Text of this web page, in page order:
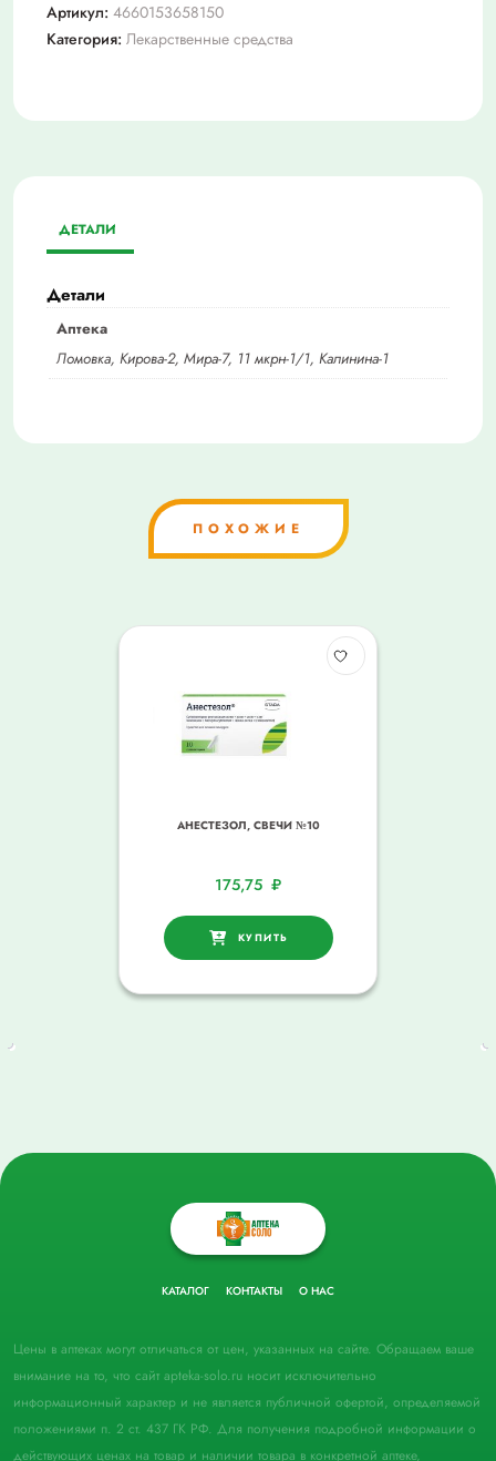
Артикул: 4660153658150
Категория: Лекарственные средства
ДЕТАЛИ
Детали
Аптека
Ломовка, Кирова-2, Мира-7, 11 мкрн-1/1, Калинина-1
ПОХОЖИЕ
АНЕСТЕЗОЛ, СВЕЧИ №10
175,75 ₽
КУПИТЬ
КАТАЛОГ КОНТАКТЫ О НАС
Цены в аптеках могут отличаться от цен, указанных на сайте. Обращаем ваше
внимание на то, что сайт apteka-solo.ru носит исключительно
информационный характер и не является публичной офертой, определяемой
положениями п. 2 ст. 437 ГК РФ. Для получения подробной информации о
действующих ценах на товар и наличии товара в конкретной аптеке,